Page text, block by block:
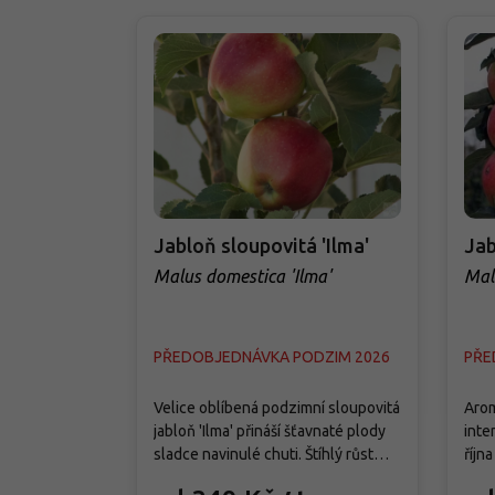
Jabloň sloupovitá 'Ilma'
Malus domestica 'Ilma'
PŘEDOBJEDNÁVKA PODZIM 2026
Velice oblíbená podzimní sloupovitá
jabloň 'Ilma' přináší šťavnaté plody
sladce navinulé chuti. Štíhlý růst